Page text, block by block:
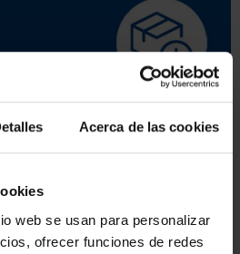
Acerca de las cookies
web se usan para personalizar
ofrecer funciones de redes